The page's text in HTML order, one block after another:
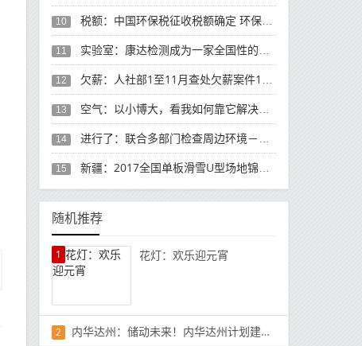
10 税额：中国环保税征收税额确定 环保税法将于明年起施行
11 实验室：康达检测成为一家全国性的环境检测品牌实验室
12 欠薪：人社部1至11月查处欠薪案件12.8万件
13 空气：以小博大，看我如何靠它解决空气质量
14 进行了：联合多部门检查周边环境－十堰晚报数字报
15 新疆：2017全国单板滑雪U型场地锦标赛赛况
随机推荐
1 花灯：欢乐迎元宵
2 内华达州：储动未来！内华达州计划建设全球规模最大光伏+储能项目